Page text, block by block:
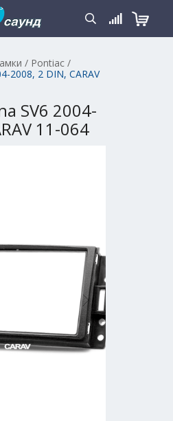
/ Pontiac /
2008, 2 DIN, CARAV
SV6 2004-
11-064